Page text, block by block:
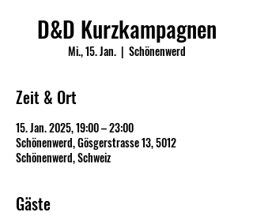
D&D Kurzkampagnen
Mi., 15. Jan.
  |
Schönenwerd
Zeit & Ort
15. Jan. 2025, 19:00 – 23:00
Schönenwerd, Gösgerstrasse 13, 5012
Schönenwerd, Schweiz
Gäste